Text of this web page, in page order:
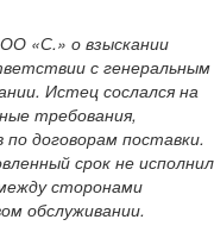
«С.» о взыскании
с генеральным
Истец сослался на
требования,
договорам поставки.
срок не исполнил
сторонами
обслуживании.